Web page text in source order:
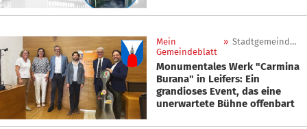
schützen.“
Mein
Gemeindeblatt
» Stadtgemeinde Leifers
Monumentales Werk "Carmina
Burana" in Leifers: Ein
grandioses Event, das eine
unerwartete Bühne offenbart